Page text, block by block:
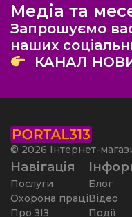
Медіа та
Запрошуємо
наших
КАНАЛ
© 2026 Інтернет-
Навігація
Послуги
Охорона праці
Про ЗІЗ
Блог
Відео
Події